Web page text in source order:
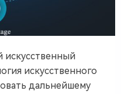
искусственного
дальнейшему